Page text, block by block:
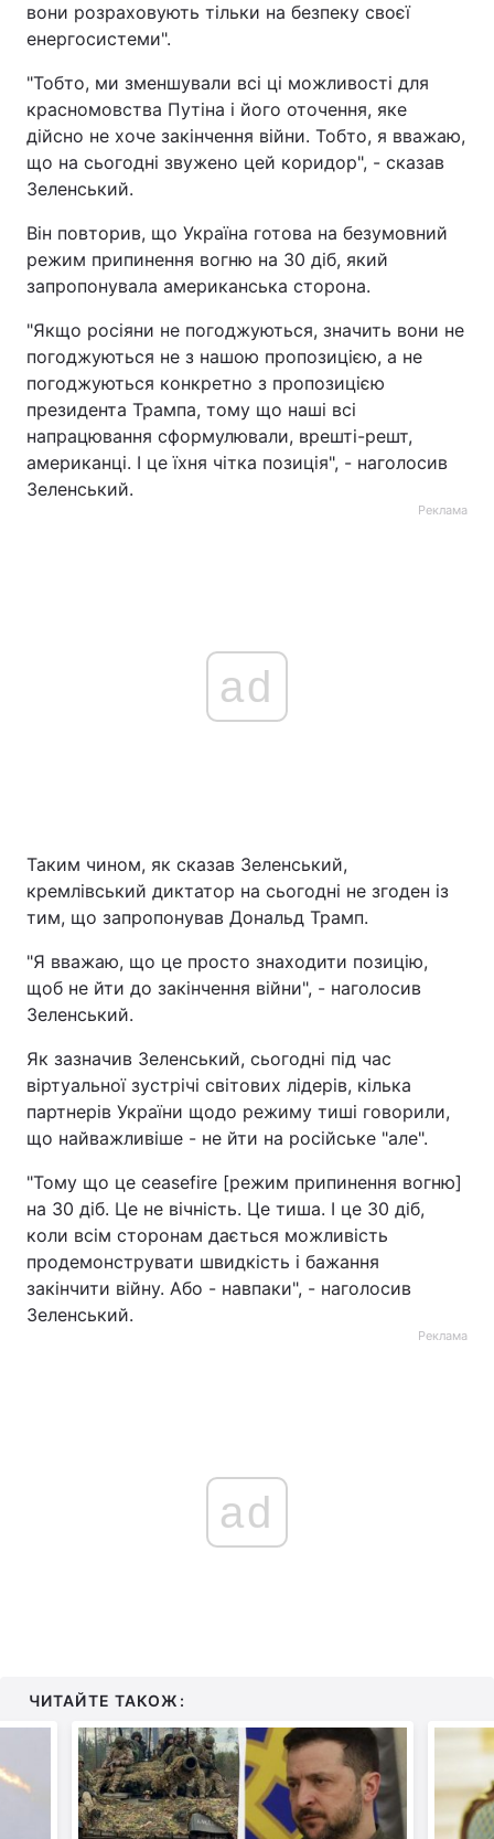
вони розраховують тільки на безпеку своєї
енергосистеми".
"Тобто, ми зменшували всі ці можливості для
красномовства Путіна і його оточення, яке
дійсно не хоче закінчення війни. Тобто, я вважаю,
що на сьогодні звужено цей коридор", - сказав
Зеленський.
Він повторив, що Україна готова на безумовний
режим припинення вогню на 30 діб, який
запропонувала американська сторона.
"Якщо росіяни не погоджуються, значить вони не
погоджуються не з нашою пропозицією, а не
погоджуються конкретно з пропозицією
президента Трампа, тому що наші всі
напрацювання сформулювали, врешті-решт,
американці. І це їхня чітка позиція", - наголосив
Зеленський.
Реклама
ad
Таким чином, як сказав Зеленський,
кремлівський диктатор на сьогодні не згоден із
тим, що запропонував Дональд Трамп.
"Я вважаю, що це просто знаходити позицію,
щоб не йти до закінчення війни", - наголосив
Зеленський.
Як зазначив Зеленський, сьогодні під час
віртуальної зустрічі світових лідерів, кілька
партнерів України щодо режиму тиші говорили,
що найважливіше - не йти на російське "але".
"Тому що це ceasefire [режим припинення вогню]
на 30 діб. Це не вічність. Це тиша. І це 30 діб,
коли всім сторонам дається можливість
продемонструвати швидкість і бажання
закінчити війну. Або - навпаки", - наголосив
Зеленський.
Реклама
ad
ЧИТАЙТЕ ТАКОЖ: